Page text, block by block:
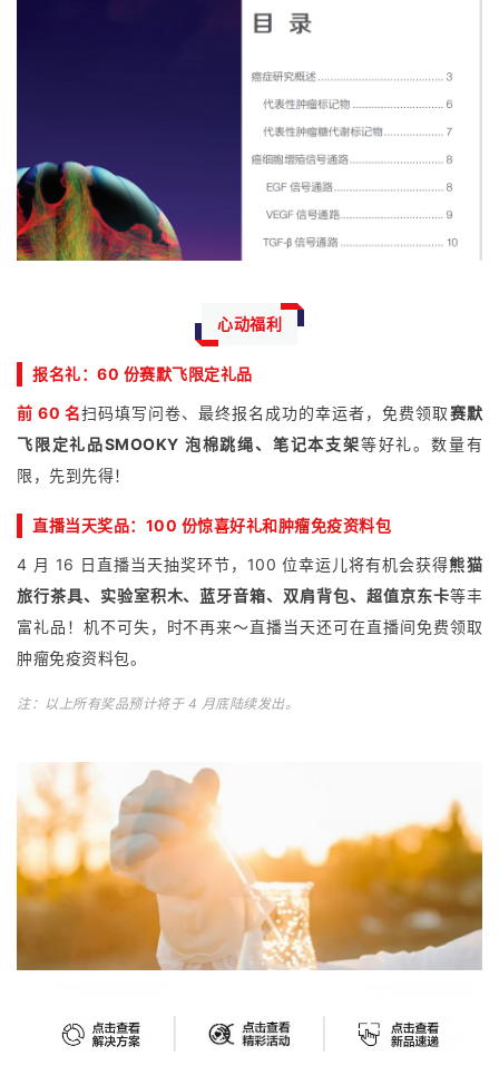
心动福利
报名礼：60 份赛默飞限定礼品
前 60 名扫码填写问卷、最终报名成功的幸运者，免费领取赛默
飞限定礼品SMOOKY 泡棉跳绳、笔记本支架等好礼。数量有
限，先到先得！
直播当天奖品：100 份惊喜好礼和肿瘤免疫资料包
4 月 16 日直播当天抽奖环节，100 位幸运儿将有机会获得熊猫
旅行茶具、实验室积木、蓝牙音箱、双肩背包、超值京东卡等丰
富礼品！机不可失，时不再来～直播当天还可在直播间免费领取
肿瘤免疫资料包。
注：以上所有奖品预计将于 4 月底陆续发出。